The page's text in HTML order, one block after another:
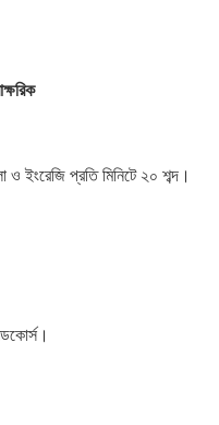
ও ইংরেজি প্রতি মিনিটে ২০ শব্দ।